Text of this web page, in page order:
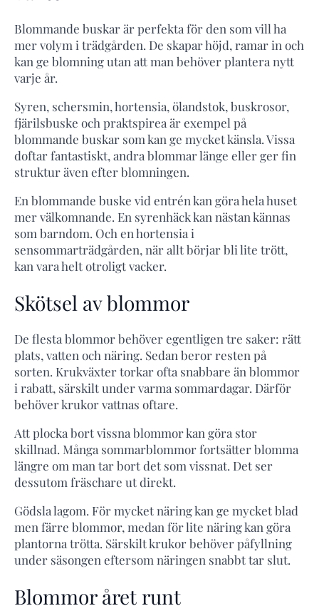
Blommande buskar är perfekta för den som vill ha
mer volym i trädgården. De skapar höjd, ramar in och
kan ge blomning utan att man behöver plantera nytt
varje år.
Syren, schersmin, hortensia, ölandstok, buskrosor,
fjärilsbuske och praktspirea är exempel på
blommande buskar som kan ge mycket känsla. Vissa
doftar fantastiskt, andra blommar länge eller ger fin
struktur även efter blomningen.
En blommande buske vid entrén kan göra hela huset
mer välkomnande. En syrenhäck kan nästan kännas
som barndom. Och en hortensia i
sensommarträdgården, när allt börjar bli lite trött,
kan vara helt otroligt vacker.
Skötsel av blommor
De flesta blommor behöver egentligen tre saker: rätt
plats, vatten och näring. Sedan beror resten på
sorten. Krukväxter torkar ofta snabbare än blommor
i rabatt, särskilt under varma sommardagar. Därför
behöver krukor vattnas oftare.
Att plocka bort vissna blommor kan göra stor
skillnad. Många sommarblommor fortsätter blomma
längre om man tar bort det som vissnat. Det ser
dessutom fräschare ut direkt.
Gödsla lagom. För mycket näring kan ge mycket blad
men färre blommor, medan för lite näring kan göra
plantorna trötta. Särskilt krukor behöver påfyllning
under säsongen eftersom näringen snabbt tar slut.
Blommor året runt